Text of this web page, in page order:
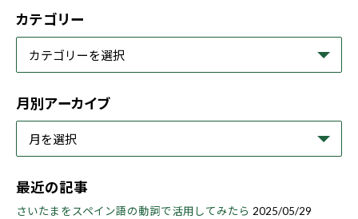
カテゴリー
月別アーカイブ
最近の記事
さいたまをスペイン語の動詞で活用してみたら 2025/05/29